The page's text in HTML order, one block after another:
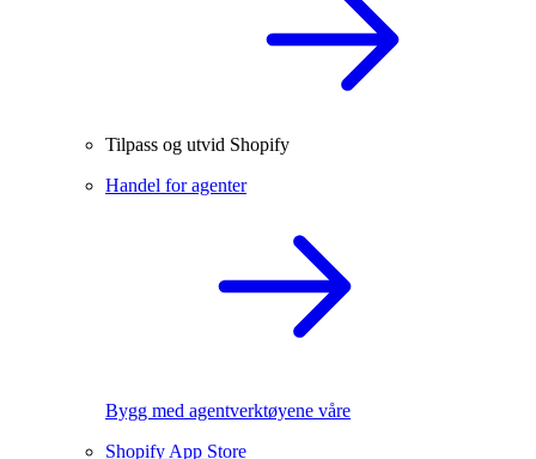
Tilpass og utvid Shopify
Handel for agenter
Bygg med agentverktøyene våre
Shopify App Store